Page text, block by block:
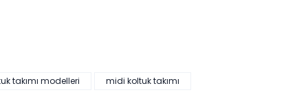
takımı modelleri
midi koltuk takımı